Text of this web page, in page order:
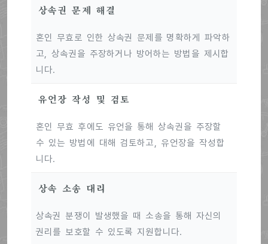
상속권 문제 해결
혼인 무효로 인한 상속권 문제를 명확하게 파악하
고, 상속권을 주장하거나 방어하는 방법을 제시합
니다.
유언장 작성 및 검토
혼인 무효 후에도 유언을 통해 상속권을 주장할
수 있는 방법에 대해 검토하고, 유언장을 작성합
니다.
상속 소송 대리
상속권 분쟁이 발생했을 때 소송을 통해 자신의
권리를 보호할 수 있도록 지원합니다.